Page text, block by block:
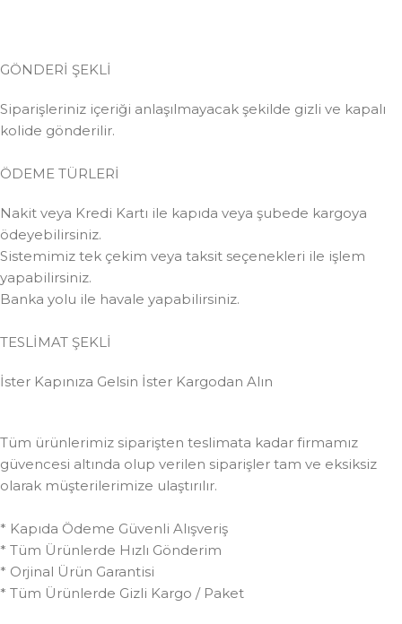
GÖNDERİ ŞEKLİ
Siparişleriniz içeriği anlaşılmayacak şekilde gizli ve kapalı
kolide gönderilir.
ÖDEME TÜRLERİ
Nakit veya Kredi Kartı ile kapıda veya şubede kargoya
ödeyebilirsiniz.
Sistemimiz tek çekim veya taksit seçenekleri ile işlem
yapabilirsiniz.
Banka yolu ile havale yapabilirsiniz.
TESLİMAT ŞEKLİ
İster Kapınıza Gelsin İster Kargodan Alın
Tüm ürünlerimiz siparişten teslimata kadar firmamız
güvencesi altında olup verilen siparişler tam ve eksiksiz
olarak müşterilerimize ulaştırılır.
* Kapıda Ödeme Güvenli Alışveriş
* Tüm Ürünlerde Hızlı Gönderim
* Orjinal Ürün Garantisi
* Tüm Ürünlerde Gizli Kargo / Paket